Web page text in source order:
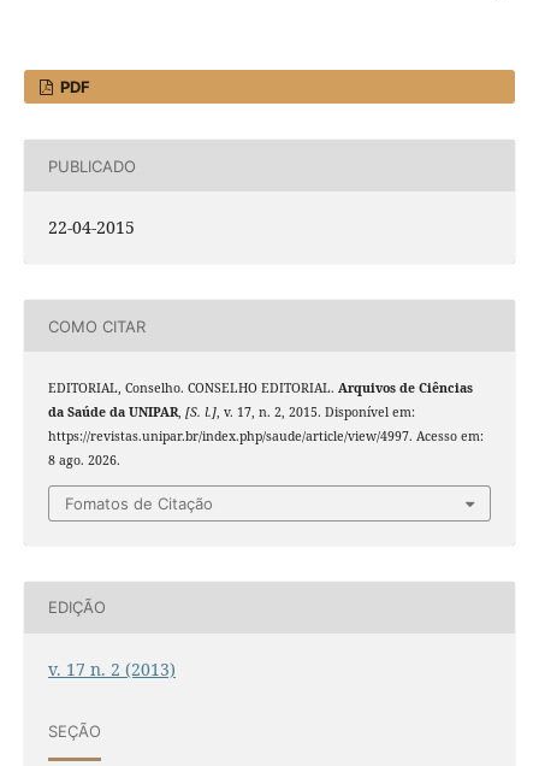
PDF
PUBLICADO
22-04-2015
COMO CITAR
EDITORIAL, Conselho. CONSELHO EDITORIAL. Arquivos de Ciências
da Saúde da UNIPAR, [S. l.], v. 17, n. 2, 2015. Disponível em:
https://revistas.unipar.br/index.php/saude/article/view/4997. Acesso em:
8 ago. 2026.
Fomatos de Citação
EDIÇÃO
v. 17 n. 2 (2013)
SEÇÃO